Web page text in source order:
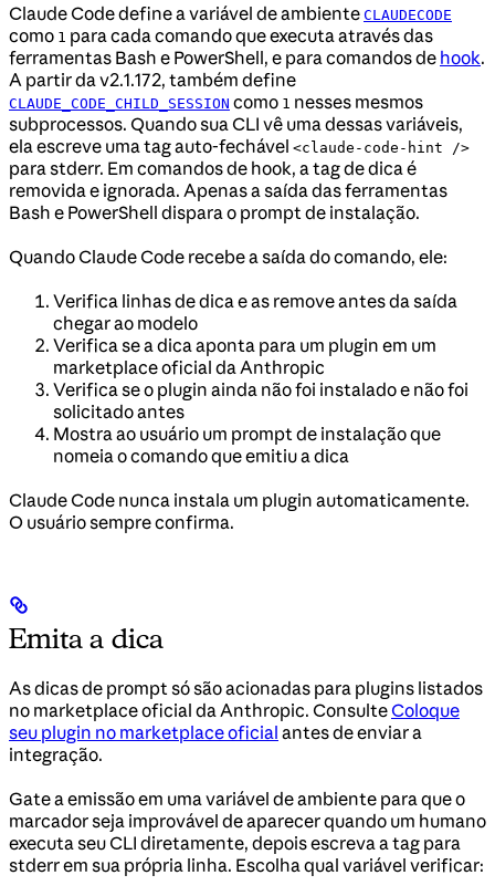
Claude Code define a variável de ambiente CLAUDECODE
como 1 para cada comando que executa através das
ferramentas Bash e PowerShell, e para comandos de hook.
A partir da v2.1.172, também define
CLAUDE_CODE_CHILD_SESSION como 1 nesses mesmos
subprocessos. Quando sua CLI vê uma dessas variáveis,
ela escreve uma tag auto-fechável <claude-code-hint />
para stderr. Em comandos de hook, a tag de dica é
removida e ignorada. Apenas a saída das ferramentas
Bash e PowerShell dispara o prompt de instalação.
Quando Claude Code recebe a saída do comando, ele:
Verifica linhas de dica e as remove antes da saída
chegar ao modelo
Verifica se a dica aponta para um plugin em um
marketplace oficial da Anthropic
Verifica se o plugin ainda não foi instalado e não foi
solicitado antes
Mostra ao usuário um prompt de instalação que
nomeia o comando que emitiu a dica
Claude Code nunca instala um plugin automaticamente.
O usuário sempre confirma.
Emita a dica
As dicas de prompt só são acionadas para plugins listados
no marketplace oficial da Anthropic. ConsulteColoque
seu plugin no marketplace oficial antes de enviar a
integração.
Gate a emissão em uma variável de ambiente para que o
marcador seja improvável de aparecer quando um humano
executa seu CLI diretamente, depois escreva a tag para
stderr em sua própria linha. Escolha qual variável verificar: